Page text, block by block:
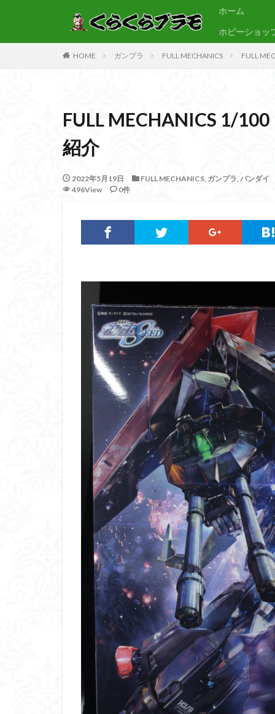
ホーム
ホビーショッ
HOME ガンプラ FULL MECHANICS FULL
FULL MECHANICS 1/
紹介
2022年5月19日 FULL MECHANICS, ガンプラ, バンダイ
496View
0件
カテゴリー
タグ
Figure-rise
PLAMATEA
SDCS
SDEX
くらくら・オブザ
アイドルマスター
アリスギア・アイ
ウルズハント
エンドオブヒーロ
ガオガイガー
ガンダムＳＥＥＤ
キングヘイロー
グランゾート
コピック塗装
サンプル
ザ
シンデュアリティ
スターウォーズ
スーパーロボット
ダイスdeシタデル
ドラゴンボール
バンダイ
パ
フィギュアライズ
フレームアームズ
プラフィア
ホビーショップく
マクロスデルタ